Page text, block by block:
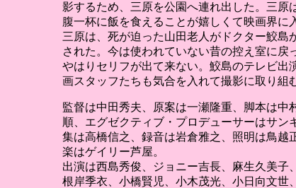
影するため、三原を公園へ連れ出した。三原
腹一杯に飯を食えることが嬉しくて映画界に
三原は、死が迫った山田老人がドクター鮫
された。今は使われていない昔の控え室に戻
やはりセリフが出て来ない。鮫島のテレビ出
画スタッフたちも気合を入れて撮影に取り組
監督は中田秀夫、原案は一瀬隆重、脚本は
順、エグゼクティブ・プロデューサーはサ
集は高橋信之、録音は岩倉雅之、照明は鳥
楽はゲイリー芦屋。
出演は西島秀俊、ジョニー吉長、麻生久美子
根岸季衣、小橋賢児、小木茂光、小日向文世